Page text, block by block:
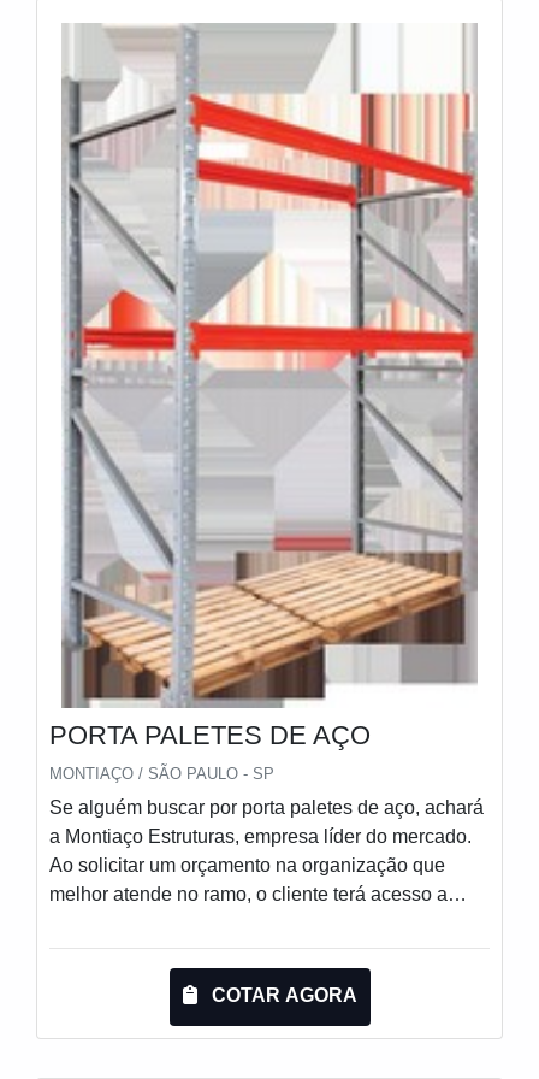
EMPRESASomente na Montiaço Estruturas as
melhores opções sempre estão à disposição
quando se procura soluções para preço porta
paletes. É sempre a opção mais confiável,
disponibilizando itens como estante de aço
industrial e estante de aço para estoque.Tudo isso
por ser uma empresa altamente qualificada e
comprometida com seus serviços, características
possíveis pelo fato de ter escritório de alto padrão
onde são realizadas as atividades e parque
industrial adaptado para garantir a qualidade e
durabilidade das estruturas fabricadas.Tudo isso,
unido a um time de equipe multidisciplinar de
consultores associados e equipe de alta qualidade,
garante o sucesso de cada cliente de ponta a
ponta.
PORTA PALETES DE AÇO
MONTIAÇO / SÃO PAULO - SP
Se alguém buscar por porta paletes de aço, achará
a Montiaço Estruturas, empresa líder do mercado.
Ao solicitar um orçamento na organização que
melhor atende no ramo, o cliente terá acesso a
do contato inicial ao pós-venda.ALGUNS
DETALHES SOBRE PORTA PALETES DE
AÇOQuem procura por porta paletes de aço em
uma empresa que preza pela segurança, acha a
COTAR AGORA